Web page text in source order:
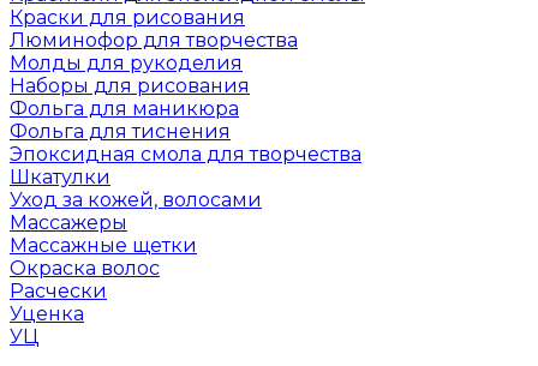
Краски для рисования
Люминофор для творчества
Молды для рукоделия
Наборы для рисования
Фольга для маникюра
Фольга для тиснения
Эпоксидная смола для творчества
Шкатулки
Уход за кожей, волосами
Массажеры
Массажные щетки
Окраска волос
Расчески
Уценка
УЦ